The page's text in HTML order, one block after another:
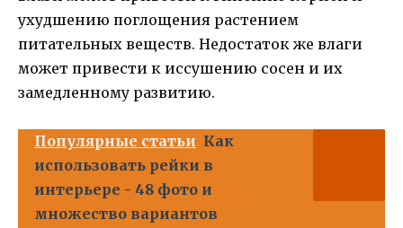
ухудшению поглощения растением
питательных веществ. Недостаток же влаги
может привести к иссушению сосен и их
замедленному развитию.
Популярные статьи Как
использовать рейки в
интерьере - 48 фото и
множество вариантов